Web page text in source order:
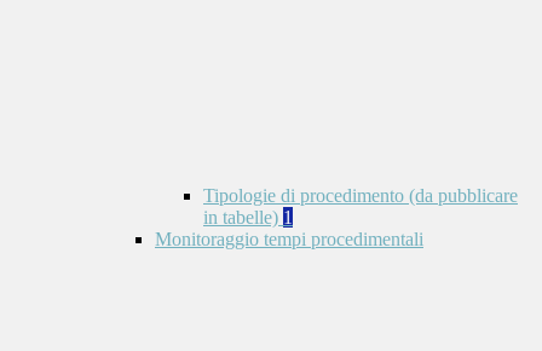
Tipologie di procedimento (da pubblicare
in tabelle) 1
Monitoraggio tempi procedimentali